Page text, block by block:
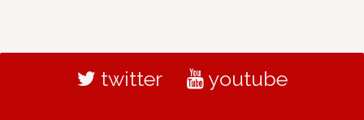
twitter youtube